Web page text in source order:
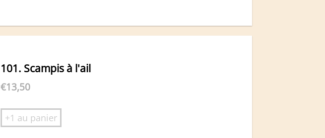
101. Scampis à l'ail
€13,50
+1 au panier